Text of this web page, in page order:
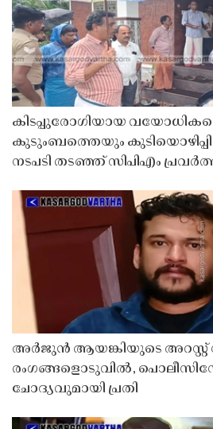
കിടപ്പുരോഗിയായ
കുടുംബത്തെയും
നടപടി തടഞ്ഞ് സിപിഎം
അർജുൻ ആയങ്കിയുടെ അറസ്റ്റ്
രംഗങ്ങളൊടുവിൽ,
ചോദ്യവുമായി പ്രതി